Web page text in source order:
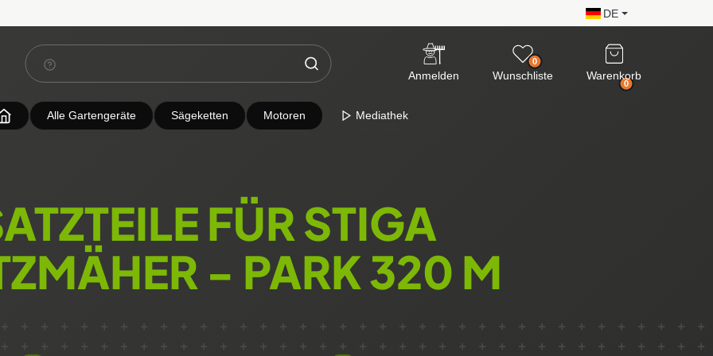
DE
Anmelden
0
Wunschliste
0
Warenkorb
Alle Gartengeräte Sägeketten Motoren Mediathek
FÜR STIGA
- PARK 320 M